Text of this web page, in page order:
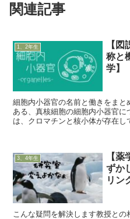
関連記事
1、2年生
【
称と
学】
細胞内小器官の名前と働きをま
ある、真核細胞の細胞内小器官
は、クロマチンと核小体が存在
3、4年生
【
ずか
リン
こんな疑問を解決します教授と